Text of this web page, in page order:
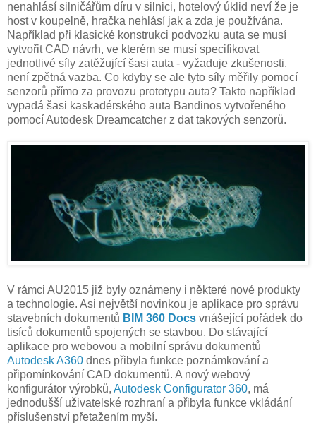
nenahlásí silničářům díru v silnici, hotelový úklid neví že je
host v koupelně, hračka nehlásí jak a zda je používána.
Například při klasické konstrukci podvozku auta se musí
vytvořit CAD návrh, ve kterém se musí specifikovat
jednotlivé síly zatěžující šasi auta - vyžaduje zkušenosti,
není zpětná vazba. Co kdyby se ale tyto síly měřily pomocí
senzorů přímo za provozu prototypu auta? Takto například
vypadá šasi kaskadérského auta Bandinos vytvořeného
pomocí Autodesk Dreamcatcher z dat takových senzorů.
V rámci AU2015 již byly oznámeny i některé nové produkty
a technologie. Asi největší novinkou je aplikace pro správu
stavebních dokumentů BIM 360 Docs vnášející pořádek do
tisíců dokumentů spojených se stavbou. Do stávající
aplikace pro webovou a mobilní správu dokumentů
Autodesk A360 dnes přibyla funkce poznámkování a
připomínkování CAD dokumentů. A nový webový
konfigurátor výrobků, Autodesk Configurator 360, má
jednodušší uživatelské rozhraní a přibyla funkce vkládání
příslušenství přetažením myší.